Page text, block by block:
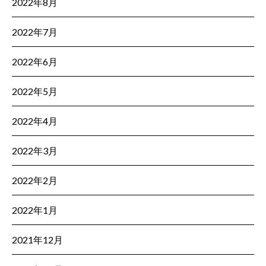
2022年7月
2022年6月
2022年5月
2022年4月
2022年3月
2022年2月
2022年1月
2021年12月